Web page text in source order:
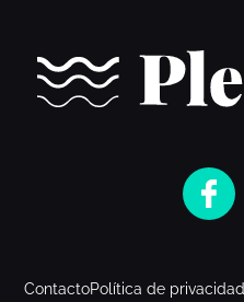
ContactoPolítica de privacidad